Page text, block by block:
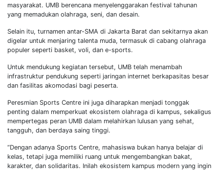
masyarakat. UMB berencana menyelenggarakan festival tahunan
yang memadukan olahraga, seni, dan desain.
Selain itu, turnamen antar-SMA di Jakarta Barat dan sekitarnya akan
digelar untuk menjaring talenta muda, termasuk di cabang olahraga
populer seperti basket, voli, dan e-sports.
Untuk mendukung kegiatan tersebut, UMB telah menambah
infrastruktur pendukung seperti jaringan internet berkapasitas besar
dan fasilitas akomodasi bagi peserta.
Peresmian Sports Centre ini juga diharapkan menjadi tonggak
penting dalam memperkuat ekosistem olahraga di kampus, sekaligus
mempertegas peran UMB dalam melahirkan lulusan yang sehat,
tangguh, dan berdaya saing tinggi.
“Dengan adanya Sports Centre, mahasiswa bukan hanya belajar di
kelas, tetapi juga memiliki ruang untuk mengembangkan bakat,
karakter, dan solidaritas. Inilah ekosistem kampus modern yang ingin